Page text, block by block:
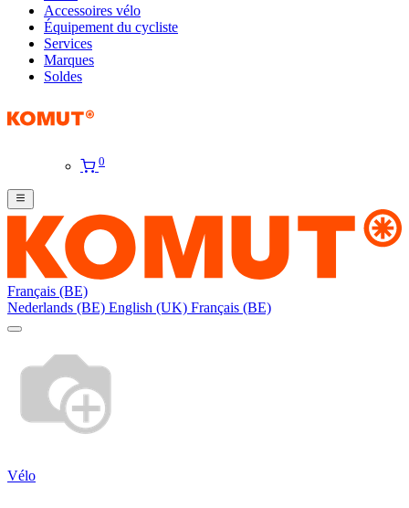
Accessoires vélo
Équipement du cycliste
Services
Marques
Soldes
0
Français (BE)
Nederlands (BE) English (UK) Français (BE)
Vélo